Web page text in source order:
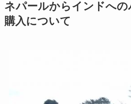
ネパールからインドへ
購入について